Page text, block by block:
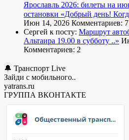
Ярославль 2026: билеты на
остановки «Добрый день!
Июн 14, 2026 Комментариев: 7
Сергей к посту: Маршрут
Альтаира 19.00 в субботу ..»
Комментариев: 2
🔔 Транспорт Live
Зайди с мобильного..
yatrans.ru
ГРУППА ВКОНТАКТЕ